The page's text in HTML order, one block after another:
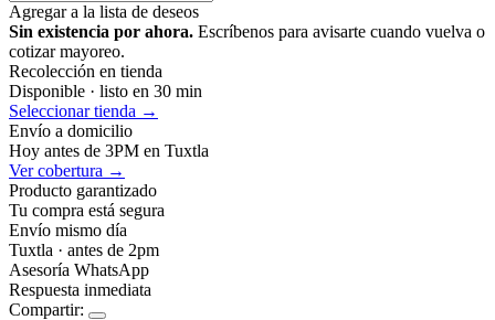
Agregar a la lista de deseos
Sin existencia por ahora. Escríbenos para avisarte cuando vuelva o
cotizar mayoreo.
Recolección en tienda
Disponible · listo en 30 min
Seleccionar tienda →
Envío a domicilio
Hoy antes de 3PM en Tuxtla
Ver cobertura →
Producto garantizado
Tu compra está segura
Envío mismo día
Tuxtla · antes de 2pm
Asesoría WhatsApp
Respuesta inmediata
Compartir: